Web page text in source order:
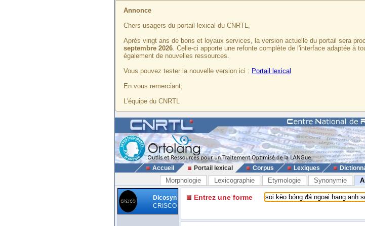
Annonce
Chers usagers du portail lexical du CNRTL,
Après vingt ans de bons et loyaux services, la version actuelle du portail sera
septembre 2026. Celle-ci apporte une refonte complète de l'interface adaptée à
également de nouvelles ressources.
Vous pouvez tester la nouvelle version ici : Portail lexical
En vous remerciant,
L'équipe du CNRTL
Accueil Portail lexical Corpus Lexiques
Morphologie Lexicographie Etymologie Synonymie
Dicosyn
CRISCO
Entrez une forme